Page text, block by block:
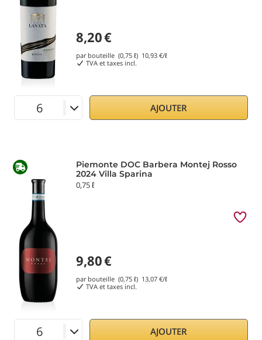
8,20€
par bouteille (0,75 ℓ) 10,93 €/ℓ
TVA et taxes incl.
AJOUTER
Piemonte DOC Barbera Montej Rosso
2024 Villa Sparina
0,75 ℓ
9,80€
par bouteille (0,75 ℓ) 13,07 €/ℓ
TVA et taxes incl.
AJOUTER